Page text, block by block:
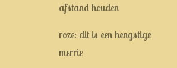
afstand houden
roze: dit is een hengstige
merrie